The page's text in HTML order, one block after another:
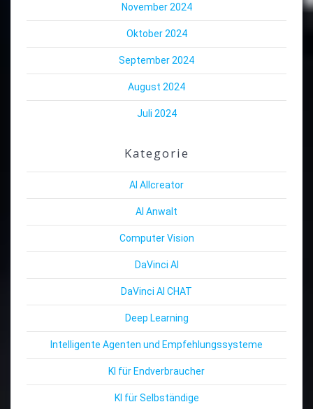
November 2024
Oktober 2024
September 2024
August 2024
Juli 2024
Kategorie
AI Allcreator
AI Anwalt
Computer Vision
DaVinci AI
DaVinci AI CHAT
Deep Learning
Intelligente Agenten und Empfehlungssysteme
KI für Endverbraucher
KI für Selbständige